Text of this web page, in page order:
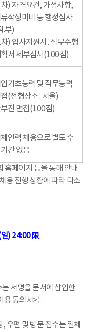
) 자격요건, 가점사항,
작성미비 등 행정심사
.부)
) 입사지원서․직무수행
서 세부심사(100점)
기초능력 및 직무능력
(전형장소 : 서울)
진 면접(100점)
인력 채용으로 별도 수
간 없음
홈페이지 등을 통해 안내
용 진행 상황에 따라 다소
) 24:00 限
서명을 문서에 삽입한
용 동의서>는
우편 및 방문 접수는 일체